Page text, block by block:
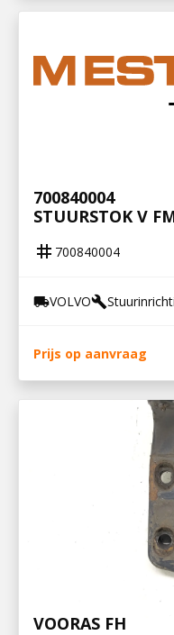
700840004
STUURSTOK V
tag 700840004
local_shippingVOLVObuild
Prijs op aanvraag
STEUN V
VOORAS FH